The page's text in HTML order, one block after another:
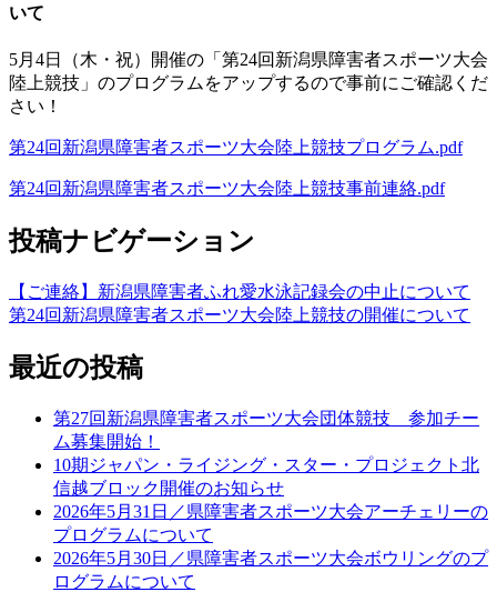
いて
5月4日（木・祝）開催の「第24回新潟県障害者スポーツ大会
陸上競技」のプログラムをアップするので事前にご確認くだ
さい！
第24回新潟県障害者スポーツ大会陸上競技プログラム.pdf
第24回新潟県障害者スポーツ大会陸上競技事前連絡.pdf
投稿ナビゲーション
【ご連絡】新潟県障害者ふれ愛水泳記録会の中止について
第24回新潟県障害者スポーツ大会陸上競技の開催について
最近の投稿
第27回新潟県障害者スポーツ大会団体競技 参加チー
ム募集開始！
10期ジャパン・ライジング・スター・プロジェクト北
信越ブロック開催のお知らせ
2026年5月31日／県障害者スポーツ大会アーチェリーの
プログラムについて
2026年5月30日／県障害者スポーツ大会ボウリングのプ
ログラムについて